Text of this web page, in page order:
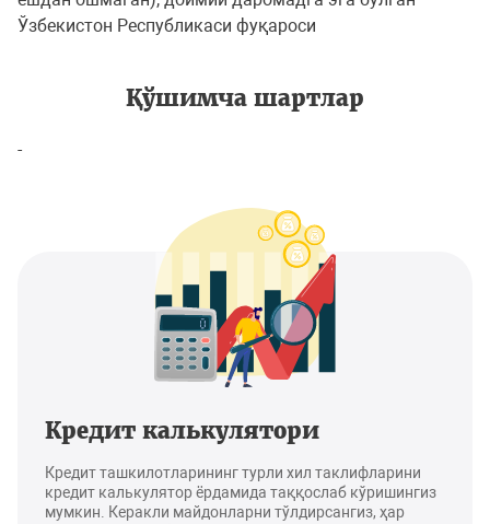
Ўзбекистон Республикаси фуқароси
Қўшимча шартлар
-
Кредит калькулятори
Кредит ташкилотларининг турли хил таклифларини
кредит калькулятор ёрдамида таққослаб кўришингиз
мумкин. Керакли майдонларни тўлдирсангиз, ҳар